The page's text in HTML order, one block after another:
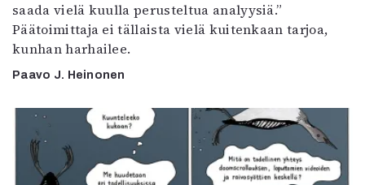
saada vielä kuulla perusteltua analyysiä.”
Päätoimittaja ei tällaista vielä kuitenkaan tarjoa,
kunhan harhailee.
Paavo J. Heinonen